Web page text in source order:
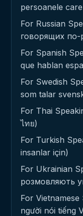
persoanele
For Russian
говорящих по-
For Spanish
que hablan
For Swedish
som talar
For Thai
ไทย)
For Turkish
insanlar için)
For Ukrainian
розмовляють
For
người nói tiếng